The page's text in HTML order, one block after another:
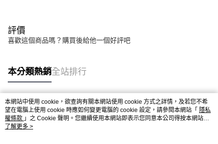
評價
喜歡這個商品嗎？購買後給他一個好評吧
本分類熱銷全站排行
熱門標籤
本網站中使用 cookie，欲查詢有關本網站使用 cookie 方式之詳情，及若您不希
望在電腦上使用 cookie 時應如何變更電腦的 cookie 設定，請參閱本網站「 隱私
權條款 」之 Cookie 聲明。您繼續使用本網站即表示您同意本公司得按本網站使
用條款之 Cookie 聲明使用 cookie。
了解更多 >